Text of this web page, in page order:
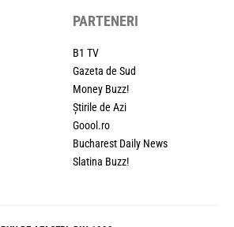
PARTENERI
B1 TV
Gazeta de Sud
Money Buzz!
Știrile de Azi
Goool.ro
Bucharest Daily News
Slatina Buzz!